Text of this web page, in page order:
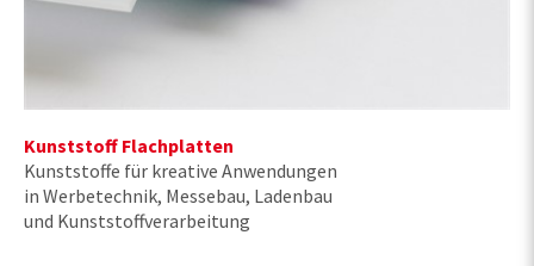
Kunststoff Flachplatten
Kunststoffe für kreative Anwendungen
in Werbetechnik, Messebau, Ladenbau
und Kunststoffverarbeitung